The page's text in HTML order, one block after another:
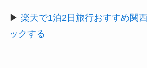
▶ 楽天で1泊2日旅行おすすめ関
ックする